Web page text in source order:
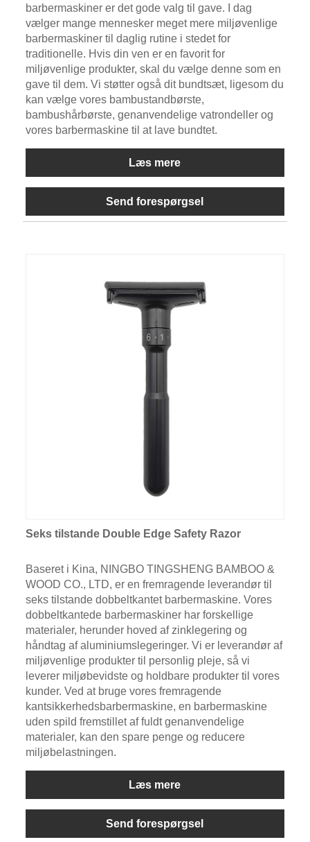
barbermaskiner er det gode valg til gave. I dag
vælger mange mennesker meget mere miljøvenlige
barbermaskiner til daglig rutine i stedet for
traditionelle. Hvis din ven er en favorit for
miljøvenlige produkter, skal du vælge denne som en
gave til dem. Vi støtter også dit bundtsæt, ligesom du
kan vælge vores bambustandbørste,
bambushårbørste, genanvendelige vatrondeller og
vores barbermaskine til at lave bundtet.
Læs mere
Send forespørgsel
Seks tilstande Double Edge Safety Razor
Baseret i Kina, NINGBO TINGSHENG BAMBOO &
WOOD CO., LTD, er en fremragende leverandør til
seks tilstande dobbeltkantet barbermaskine. Vores
dobbeltkantede barbermaskiner har forskellige
materialer, herunder hoved af zinklegering og
håndtag af aluminiumslegeringer. Vi er leverandør af
miljøvenlige produkter til personlig pleje, så vi
leverer miljøbevidste og holdbare produkter til vores
kunder. Ved at bruge vores fremragende
kantsikkerhedsbarbermaskine, en barbermaskine
uden spild fremstillet af fuldt genanvendelige
materialer, kan den spare penge og reducere
miljøbelastningen.
Læs mere
Send forespørgsel